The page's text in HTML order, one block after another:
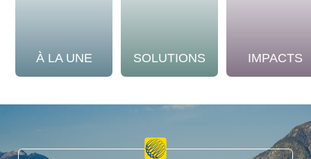
À LA UNE SOLUTIONS IMPACTS